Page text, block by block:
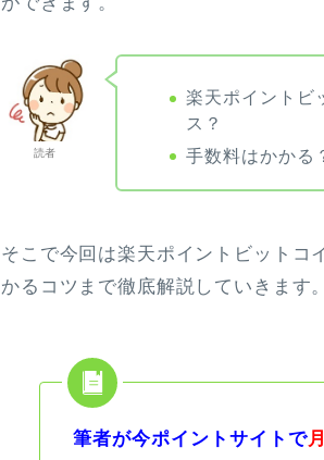
読者
楽天ポイントビ
ス？
手数料はかかる
そこで今回は楽天ポイントビットコ
かるコツまで徹底解説していきます
筆者が今ポイントサイトで